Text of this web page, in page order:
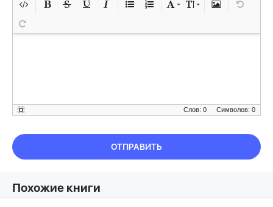
Символов: 0
Слов: 0
ОТПРАВИТЬ
Похожие книги